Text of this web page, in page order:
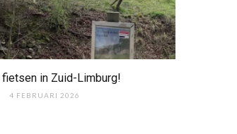
fietsen in Zuid-Limburg!
4 FEBRUARI 2026